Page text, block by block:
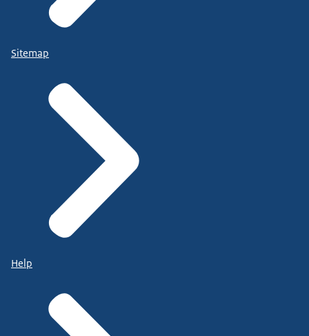
Sitemap
Help